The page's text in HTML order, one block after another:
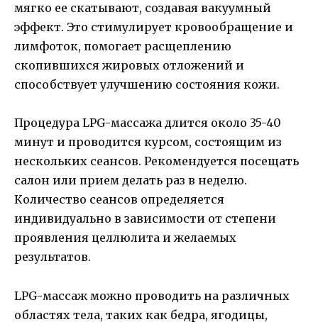
мягко ее скатывают, создавая вакуумный
эффект. Это стимулирует кровообращение и
лимфоток, помогает расщеплению
скопившихся жировых отложений и
способствует улучшению состояния кожи.
Процедура LPG-массажа длится около 35-40
минут и проводится курсом, состоящим из
нескольких сеансов. Рекомендуется посещать
салон или прием делать раз в неделю.
Количество сеансов определяется
индивидуально в зависимости от степени
проявления целлюлита и желаемых
результатов.
LPG-массаж можно проводить на различных
областях тела, таких как бедра, ягодицы,